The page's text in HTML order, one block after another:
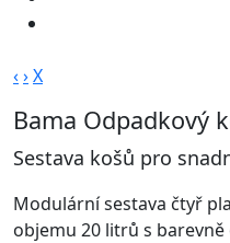
‹›X
Bama Odpadkový
Sestava košů pro
Modulární sestava čtyř
objemu 20 litrů s barevně